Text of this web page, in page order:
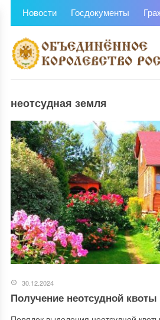
Новости Госдокументы
неотсудная земля
30.12.2024
Получение неотсудной